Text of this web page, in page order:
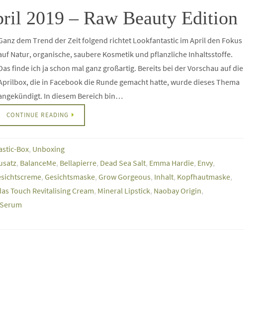
2019 – Raw Beauty Edition
dem Trend der Zeit folgend richtet Lookfantastic im April den Fokus
Natur, organische, saubere Kosmetik und pflanzliche Inhaltsstoffe.
finde ich ja schon mal ganz großartig. Bereits bei der Vorschau auf die
die in Facebook die Runde gemacht hatte, wurde dieses Thema
In diesem Bereich bin…
CONTINUE READING
Box, Unboxing
, BalanceMe, Bellapierre, Dead Sea Salt, Emma Hardie, Envy,
, Gesichtsmaske, Grow Gorgeous, Inhalt, Kopfhautmaske,
Touch Revitalising Cream, Mineral Lipstick, Naobay Origin,